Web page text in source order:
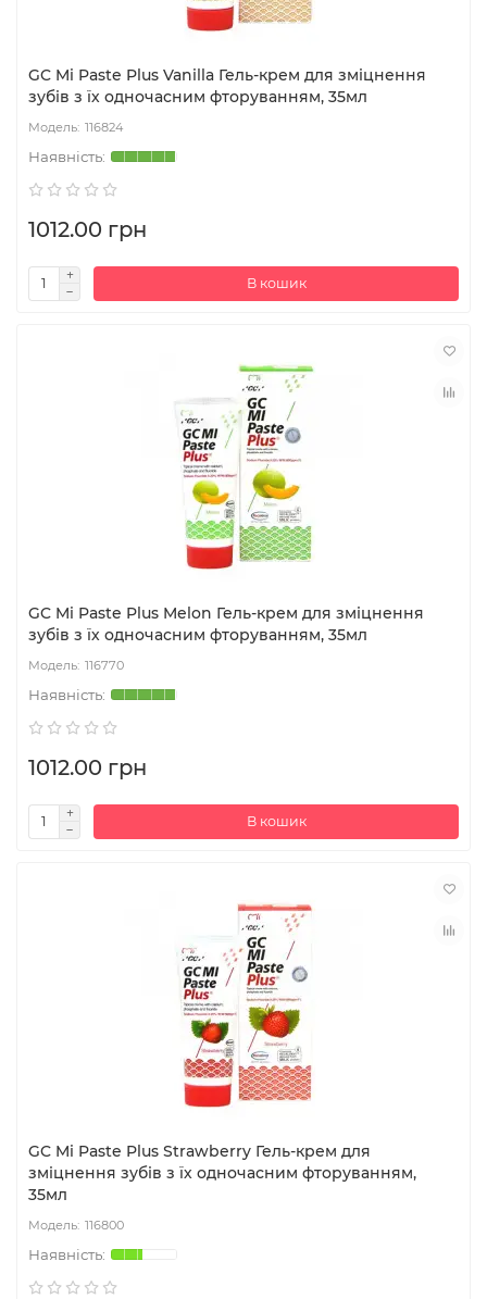
GC Mi Paste Plus Vanilla Гель-крем для зміцнення
зубів з їх одночасним фторуванням, 35мл
116824
1012.00 грн
В кошик
GC Mi Paste Plus Melon Гель-крем для зміцнення
зубів з їх одночасним фторуванням, 35мл
116770
1012.00 грн
В кошик
GC Mi Paste Plus Strawberry Гель-крем для
зміцнення зубів з їх одночасним фторуванням,
35мл
116800